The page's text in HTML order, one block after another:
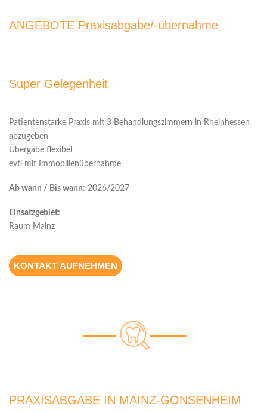
ANGEBOTE Praxisabgabe/-übernahme
Super Gelegenheit
Patientenstarke Praxis mit 3 Behandlungszimmern in Rheinhessen
abzugeben
Übergabe flexibel
evtl mit Immobilienübernahme
Ab wann / Bis wann: 2026/2027
Einsatzgebiet:
Raum Mainz
KONTAKT AUFNEHMEN
PRAXISABGABE IN MAINZ-GONSENHEIM